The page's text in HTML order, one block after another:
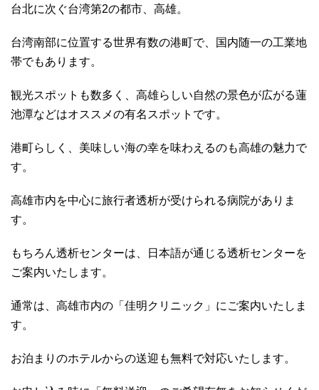
台北に次ぐ台湾第2の都市、高雄。
台湾南部に位置する世界有数の港町で、国内随一の工業地
帯でもあります。
観光スポットも数多く、高雄らしい自然の景色が広がる蓮
池潭などはオススメの有名スポットです。
港町らしく、美味しい海の幸を味わえるのも高雄の魅力で
す。
高雄市内を中心に旅行者透析が受けられる病院がありま
す。
もちろん透析センターは、日本語が通じる透析センターを
ご案内いたします。
通常は、高雄市内の「佳明クリニック」にご案内いたしま
す。
お泊まりのホテルからの送迎も無料で対応いたします。